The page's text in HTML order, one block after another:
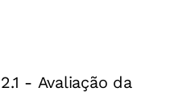
As regras já